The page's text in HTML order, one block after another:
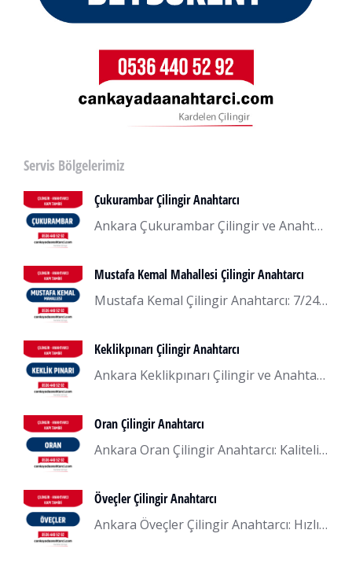
Servis Bölgelerimiz
Çukurambar Çilingir Anahtarcı
Ankara Çukurambar Çilingir ve Anahtarcı Ankara’nın Çankaya ilçesinde yer alan Çukurambar semtinde hizmet veren Çukurambar Çilingir ve Anahtarcı firmamız, müşteri memnuniyetini en üst seviyede tutarak 7/24 kesintisiz hizmet sunmaktadır. Uzman ekibimiz, her türlü anahtar ve kilit sorununu çözmek için her an hazırdır. Çukurambar’da yaşayanlar için acil çilingir ve anahtar hizmetlerinde en güvenilir adresiz. Evinizin, iş…
Mustafa Kemal Mahallesi Çilingir Anahtarcı
Mustafa Kemal Çilingir Anahtarcı: 7/24 Güvenilir Hizmet Ankara’nın Çankaya ilçesinde yer alan Mustafa Kemal Mahallesi’nde hizmet veren Mustafa Kemal Mahallesi Çilingir ve Anahtarcı firmamız, müşterilerimize 7/24 güvenilir ve kesintisiz hizmet sunmaktadır. Uzman ekibimiz, her türlü anahtar ve kilit sorununu çözmek için hazır ve donanımlıdır. Mustafa Kemal Mahallesi’nde yaşayanlar için acil çilingir ve anahtar hizmetlerinde en…
Keklikpınarı Çilingir Anahtarcı
Ankara Keklikpınarı Çilingir ve Anahtarcı: 7/24 Kesintisiz Hizmet Ankara’nın Çankaya ilçesinde bulunan Keklikpınarı semtinde hizmet veren Keklikpınarı Çilingir ve Anahtarcı firmamız, müşterilerimize 7/24 kesintisiz hizmet sunarak güvenlik ve konforunuzu sağlıyor. Uzman ekibimiz, her türlü anahtar ve kilit sorununu çözmek için hazır ve donanımlıdır. Keklikpınarı’nda yaşayanlar için acil çilingir ve anahtar hizmetlerinde en güvenilir adresiz. İster…
Oran Çilingir Anahtarcı
Ankara Oran Çilingir Anahtarcı: Kaliteli ve Hızlı Ankara’nın Çankaya ilçesinde bulunan Oran semtinde hizmet veren Oran Çilingir Anahtarcı firmamız, müşteri memnuniyetine odaklanarak güvenilir ve hızlı çözümler sunmaktadır. Yılların deneyimiyle, anahtar ve kilit sorunlarına uzman çözümler getiriyor ve müşterilerimize kesintisiz bir hizmet sağlıyoruz. Oran bölgesinde yaşayanlar için acil çilingir ve anahtar hizmetlerinde güvenilir bir adresiz. Oran…
Öveçler Çilingir Anahtarcı
Ankara Öveçler Çilingir Anahtarcı: Hızlı ve Güvenilir Hizmetler Ankara’nın Öveçler semtinde hizmet veren Öveçler Çilingir Anahtarcı firmamız, müşteri memnuniyetine odaklanarak güvenilir ve hızlı çözümler sunmaktadır. Yılların deneyimiyle, anahtar ve kilit sorunlarına uzman çözümler getiriyor ve müşterilerimize kesintisiz bir hizmet sağlıyoruz. Öveçler bölgesinde yaşayanlar için acil çilingir ve anahtar hizmetlerinde güvenilir bir adresiz. Öveçler En Yakın…